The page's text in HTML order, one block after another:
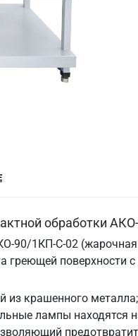
обработки
90/1КП-С-02
греющей поверхности
из крашенного
лампы находятся